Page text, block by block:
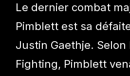
Le dernier combat
Pimblett est sa
Justin Gaethje. Selon
Fighting, Pimblett